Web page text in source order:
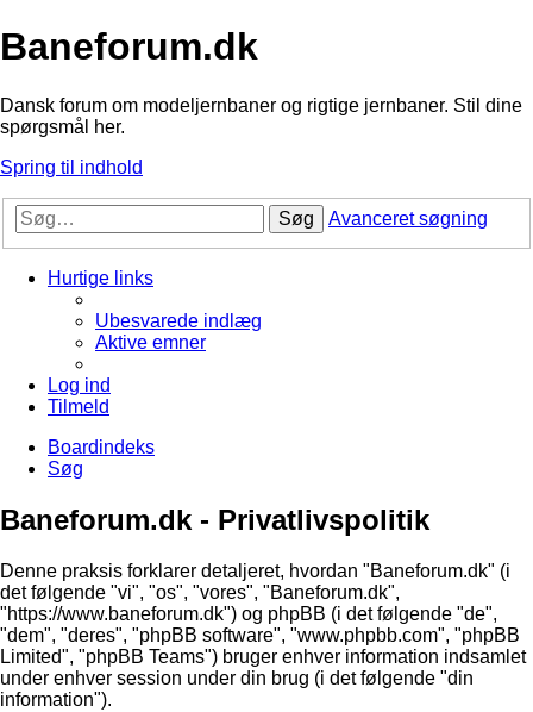
Baneforum.dk
Dansk forum om modeljernbaner og rigtige jernbaner. Stil dine
spørgsmål her.
Spring til indhold
Søg Avanceret søgning
Hurtige links
Ubesvarede indlæg
Aktive emner
Log ind
Tilmeld
Boardindeks
Søg
Baneforum.dk - Privatlivspolitik
Denne praksis forklarer detaljeret, hvordan "Baneforum.dk" (i
det følgende "vi", "os", "vores", "Baneforum.dk",
"https://www.baneforum.dk") og phpBB (i det følgende "de",
"dem", "deres", "phpBB software", "www.phpbb.com", "phpBB
Limited", "phpBB Teams") bruger enhver information indsamlet
under enhver session under din brug (i det følgende "din
information").